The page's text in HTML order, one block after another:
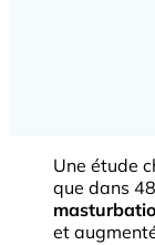
Une étude
que dans
et